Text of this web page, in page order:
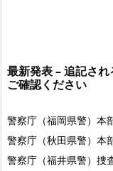
最新発表 – 追記さ
ご確認ください
警察庁（福岡県警）
警察庁（秋田県警）
警察庁（福井県警）